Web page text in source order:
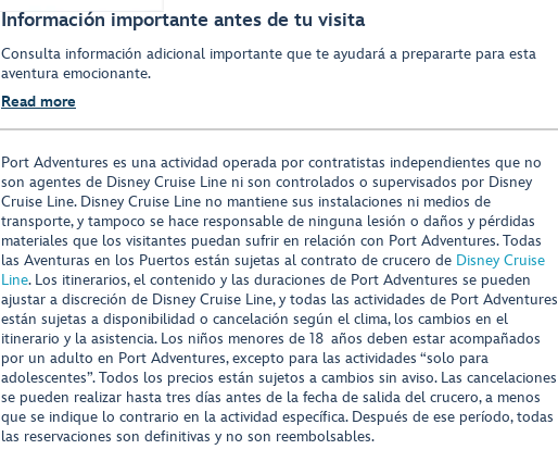
Información importante antes de tu visita
Consulta información adicional importante que te ayudará a prepararte para esta
aventura emocionante.
Read more
Port Adventures es una actividad operada por contratistas independientes que no
son agentes de Disney Cruise Line ni son controlados o supervisados por Disney
Cruise Line. Disney Cruise Line no mantiene sus instalaciones ni medios de
transporte, y tampoco se hace responsable de ninguna lesión o daños y pérdidas
materiales que los visitantes puedan sufrir en relación con Port Adventures. Todas
las Aventuras en los Puertos están sujetas al contrato de crucero de Disney Cruise
Line. Los itinerarios, el contenido y las duraciones de Port Adventures se pueden
ajustar a discreción de Disney Cruise Line, y todas las actividades de Port Adventures
están sujetas a disponibilidad o cancelación según el clima, los cambios en el
itinerario y la asistencia. Los niños menores de 18 años deben estar acompañados
por un adulto en Port Adventures, excepto para las actividades “solo para
adolescentes”. Todos los precios están sujetos a cambios sin aviso. Las cancelaciones
se pueden realizar hasta tres días antes de la fecha de salida del crucero, a menos
que se indique lo contrario en la actividad específica. Después de ese período, todas
las reservaciones son definitivas y no son reembolsables.